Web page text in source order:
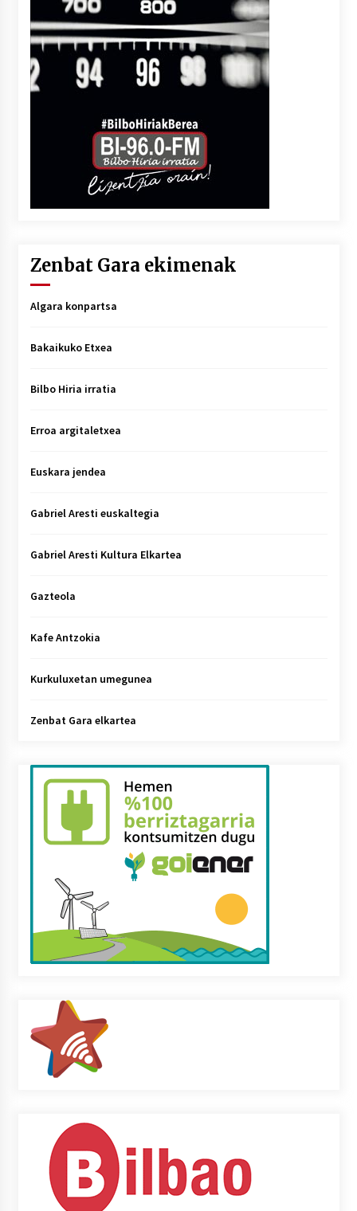
Zenbat Gara ekimenak
Algara konpartsa
Bakaikuko Etxea
Bilbo Hiria irratia
Erroa argitaletxea
Euskara jendea
Gabriel Aresti euskaltegia
Gabriel Aresti Kultura Elkartea
Gazteola
Kafe Antzokia
Kurkuluxetan umegunea
Zenbat Gara elkartea